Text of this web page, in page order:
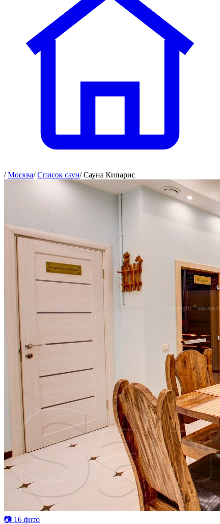
/ Москва/ Список саун/ Сауна Кипарис
📷 16 фото